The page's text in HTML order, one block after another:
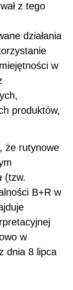
z tego
działania
w
produktów,
że rutynowe
(tzw.
B+R w
w
dnia 8 lipca